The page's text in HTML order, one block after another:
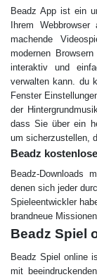
Beadz App ist ein
Ihrem
machende
modernen
interaktiv und
verwalten kann. du
Fenster
der
dass Sie über ein
um sicherzustellen,
Beadz
Beadz-Downloads
denen sich jeder
Spieleentwickler
brandneue
Beadz Spiel
Beadz Spiel online
mit